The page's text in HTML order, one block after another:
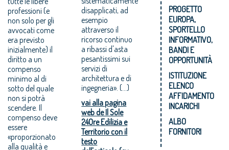
professioni (e
non solo per gli
avvocati come
era previsto
inizialmente) il
diritto a un
compenso
minimo al di
sotto del quale
non si potrà
scendere. Il
compenso deve
essere
«proporzionato
alla qualità e
disapplicati, ad
esempio
attraverso il
ricorso continuo
a ribassi d'asta
pesantissimi sui
servizi di
architettura e di
ingegneria». (...)
vai alla pagina
web de Il Sole
24Ore Edilizia e
Territorio con il
testo
PROGETTO
EUROPA,
SPORTELLO
INFORMATIVO,
BANDI E
OPPORTUNITÀ
ISTITUZIONE
ELENCO
AFFIDAMENTO
INCARICHI
ALBO
FORNITORI